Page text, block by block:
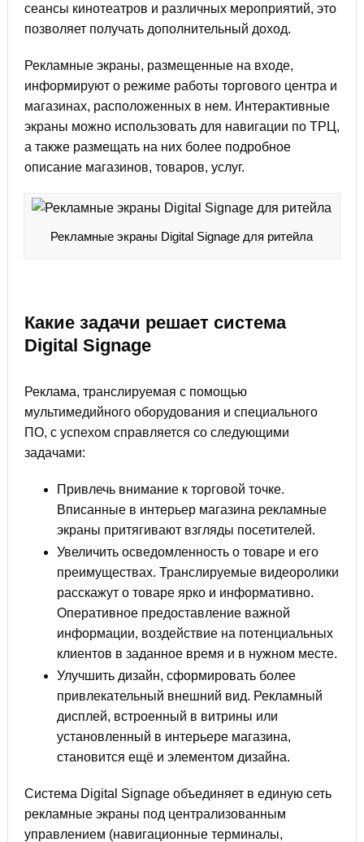
сеансы кинотеатров и различных мероприятий, это
позволяет получать дополнительный доход.
Рекламные экраны, размещенные на входе,
информируют о режиме работы торгового центра и
магазинах, расположенных в нем. Интерактивные
экраны можно использовать для навигации по ТРЦ,
а также размещать на них более подробное
описание магазинов, товаров, услуг.
Рекламные экраны Digital Signage для ритейла
Какие задачи решает система
Digital Signage
Реклама, транслируемая с помощью
мультимедийного оборудования и специального
ПО, с успехом справляется со следующими
задачами:
Привлечь внимание к торговой точке.
Вписанные в интерьер магазина рекламные
экраны притягивают взгляды посетителей.
Увеличить осведомленность о товаре и его
преимуществах. Транслируемые видеоролики
расскажут о товаре ярко и информативно.
Оперативное предоставление важной
информации, воздействие на потенциальных
клиентов в заданное время и в нужном месте.
Улучшить дизайн, сформировать более
привлекательный внешний вид. Рекламный
дисплей, встроенный в витрины или
установленный в интерьере магазина,
становится ещё и элементом дизайна.
Система Digital Signage объединяет в единую сеть
рекламные экраны под централизованным
управлением (навигационные терминалы,